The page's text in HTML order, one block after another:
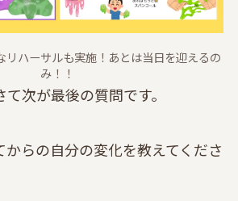
リハーサルも実施！あとは当日を迎えるの
み！！
て次が最後の質問です。
からの自分の変化を教えてくださ